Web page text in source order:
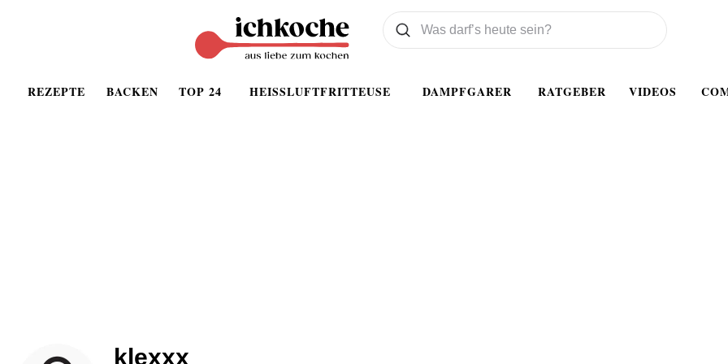
REZEPTE BACKEN TOP 24 HEISSLUFTFRITTEUSE DAMPFGARER RATGEBER VIDEOS
Was wollen Sie suchen
Suchen
klexxx